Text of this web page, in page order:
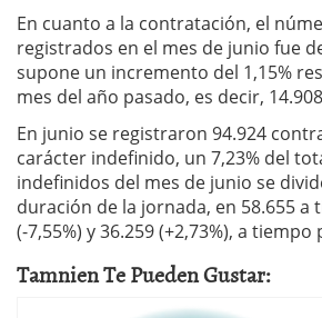
En cuanto a la contratación, el
registrados en el mes de junio fue
supone un incremento del 1,15%
mes del año pasado, es decir,
En junio se registraron 94.924
carácter indefinido, un 7,23% del
indefinidos del mes de junio se
duración de la jornada, en 58.655 a
(-7,55%) y 36.259 (+2,73%), a tiempo
Tamnien Te Pueden Gustar: